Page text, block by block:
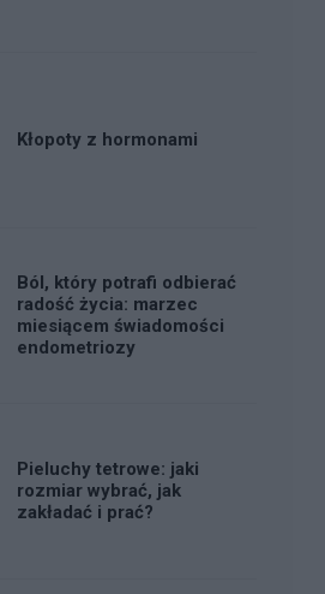
Kłopoty z hormonami
Ból, który potrafi odbierać
radość życia: marzec
miesiącem świadomości
endometriozy
Pieluchy tetrowe: jaki
rozmiar wybrać, jak
zakładać i prać?